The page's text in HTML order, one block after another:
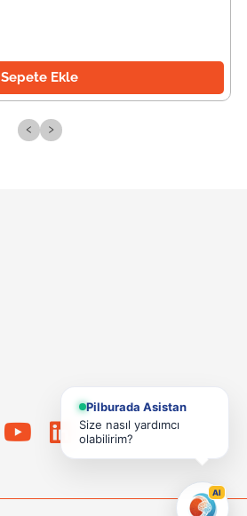
Sepete Ekle
‹ ›
Pilburada Asistan
Size nasıl yardımcı
olabilirim?
AI